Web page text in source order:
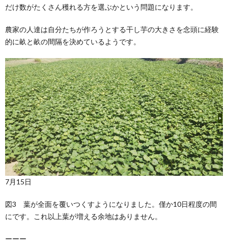
だけ数がたくさん穫れる方を選ぶかという問題になります。
農家の人達は自分たちが作ろうとする干し芋の大きさを念頭に経験
的に畝と畝の間隔を決めているようです。
7月15日
図3 葉が全面を覆いつくすようになりました。僅か10日程度の間
にです。これ以上葉が増える余地はありません。
ーーー